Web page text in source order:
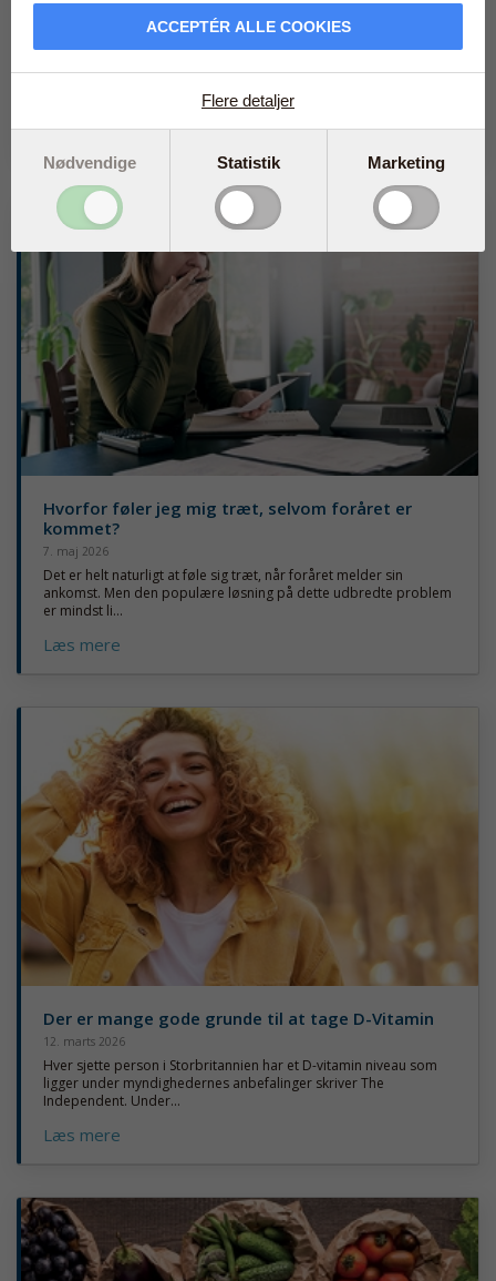
Løber du tør for energi om sommeren?
Læs mere
Hvorfor føler jeg mig træt, selvom foråret er
kommet?
7. maj 2026
Det er helt naturligt at føle sig træt, når foråret melder sin
ankomst. Men den populære løsning på dette udbredte problem
er mindst li...
Læs mere
Der er mange gode grunde til at tage D-Vitamin
12. marts 2026
Hver sjette person i Storbritannien har et D-vitamin niveau som
ligger under myndighedernes anbefalinger skriver The
Independent. Under...
Læs mere
ACCEPTÉR ALLE COOKIES
Flere detaljer
Nødvendige Statistik Marketing